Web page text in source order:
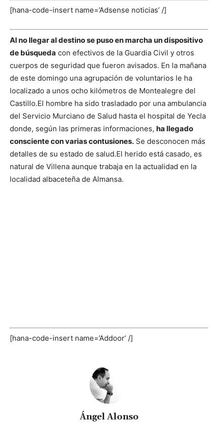
[hana-code-insert name=’Adsense noticias’ /]
Al no llegar al destino se puso en marcha un dispositivo
de búsqueda con efectivos de la Guardia Civil y otros
cuerpos de seguridad que fueron avisados. En la mañana
de este domingo una agrupación de voluntarios le ha
localizado a unos ocho kilómetros de Montealegre del
Castillo.El hombre ha sido trasladado por una ambulancia
del Servicio Murciano de Salud hasta el hospital de Yecla
donde, según las primeras informaciones, ha llegado
consciente con varias contusiones. Se desconocen más
detalles de su estado de salud.El herido está casado, es
natural de Villena aunque trabaja en la actualidad en la
localidad albaceteña de Almansa.
[hana-code-insert name=’Addoor’ /]
Ángel Alonso